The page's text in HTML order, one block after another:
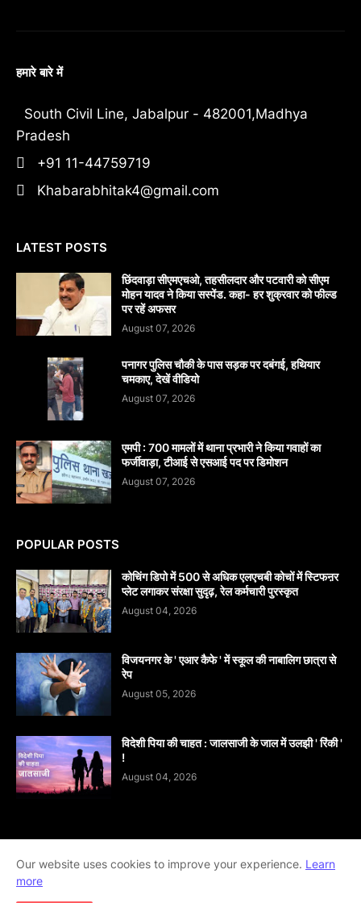
हमारे बारे में
South Civil Line, Jabalpur - 482001,Madhya
Pradesh
+91 11-44759719
Khabarabhitak4@gmail.com
LATEST POSTS
छिंदवाड़ा सीएमएचओ, तहसीलदार और पटवारी को सीएम
मोहन यादव ने किया सस्पेंड. कहा- हर शुक्रवार को फील्ड
पर रहें अफसर
August 07, 2026
पनागर पुलिस चौकी के पास सड़क पर दबंगई, हथियार
चमकाए, देखें वीडियो
August 07, 2026
एमपी : 700 मामलों में थाना प्रभारी ने किया गवाहों का
फर्जीवाड़ा, टीआई से एसआई पद पर डिमोशन
August 07, 2026
POPULAR POSTS
कोचिंग डिपो में 500 से अधिक एलएचबी कोचों में स्टिफऩर
प्लेट लगाकर संरक्षा सुदृढ़, रेल कर्मचारी पुरस्कृत
August 04, 2026
विजयनगर के ' एआर कैफे ' में स्कूल की नाबालिग छात्रा से
रेप
August 05, 2026
विदेशी पिया की चाहत : जालसाजी के जाल में उलझी ' रिंकी '
!
August 04, 2026
Home About contact-us
Disclaimer
Our website uses cookies to improve your experience. Learn
more